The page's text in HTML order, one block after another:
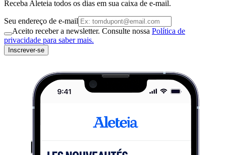
Receba Aleteia todos os dias em sua caixa de e-mail.
Seu endereço de e-mail
Aceito receber a newsletter. Consulte nossa Política de
privacidade para saber mais.
Inscrever-se